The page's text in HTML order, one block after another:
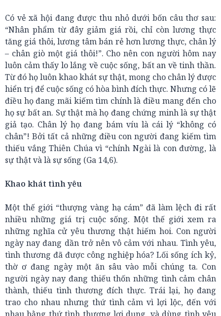
Có vẻ xã hội đang được thu nhỏ dưới bốn câu thơ sau:
“Nhân phẩm từ đây giảm giá rồi, chỉ còn lương thực
tăng giá thôi, lương tâm bán rẻ hơn lương thực, chân lý
– chân giò một giá thôi!”. Cho nên con người hôm nay
luôn cảm thấy lo lắng về cuộc sống, bất an về tinh thần.
Từ đó họ luôn khao khát sự thật, mong cho chân lý được
hiển trị để cuộc sống có hòa bình đích thực. Nhưng có lẽ
điều họ đang mãi kiếm tìm chính là điều mang đến cho
họ sự bất an. Sự thật mà họ đang chứng minh là sự thật
giả tạo. Chân lý họ đang bám víu là cái lý “không có
chân”! Bởi tất cả những điều con người đang kiếm tìm
thiếu vắng Thiên Chúa vì “chính Ngài là con đường, là
sự thật và là sự sống (Ga 14,6).
Khao khát tình yêu
Một thế giới “thượng vàng hạ cám” đã làm lệch đi rất
nhiều những giá trị cuộc sống. Một thế giới xem ra
những nghĩa cử yêu thương thật hiếm hoi. Con người
ngày nay đang dần trở nên vô cảm với nhau. Tình yêu,
tình thương đã được công nghiệp hóa? Lối sống ích kỷ,
thờ ơ đang ngày một ăn sâu vào mỗi chúng ta. Con
người ngày nay đang thiếu thốn những tình cảm chân
thành, thiếu tình thương đích thực. Trái lại, họ đang
trao cho nhau nhưng thứ tình cảm vì lợi lộc, đến với